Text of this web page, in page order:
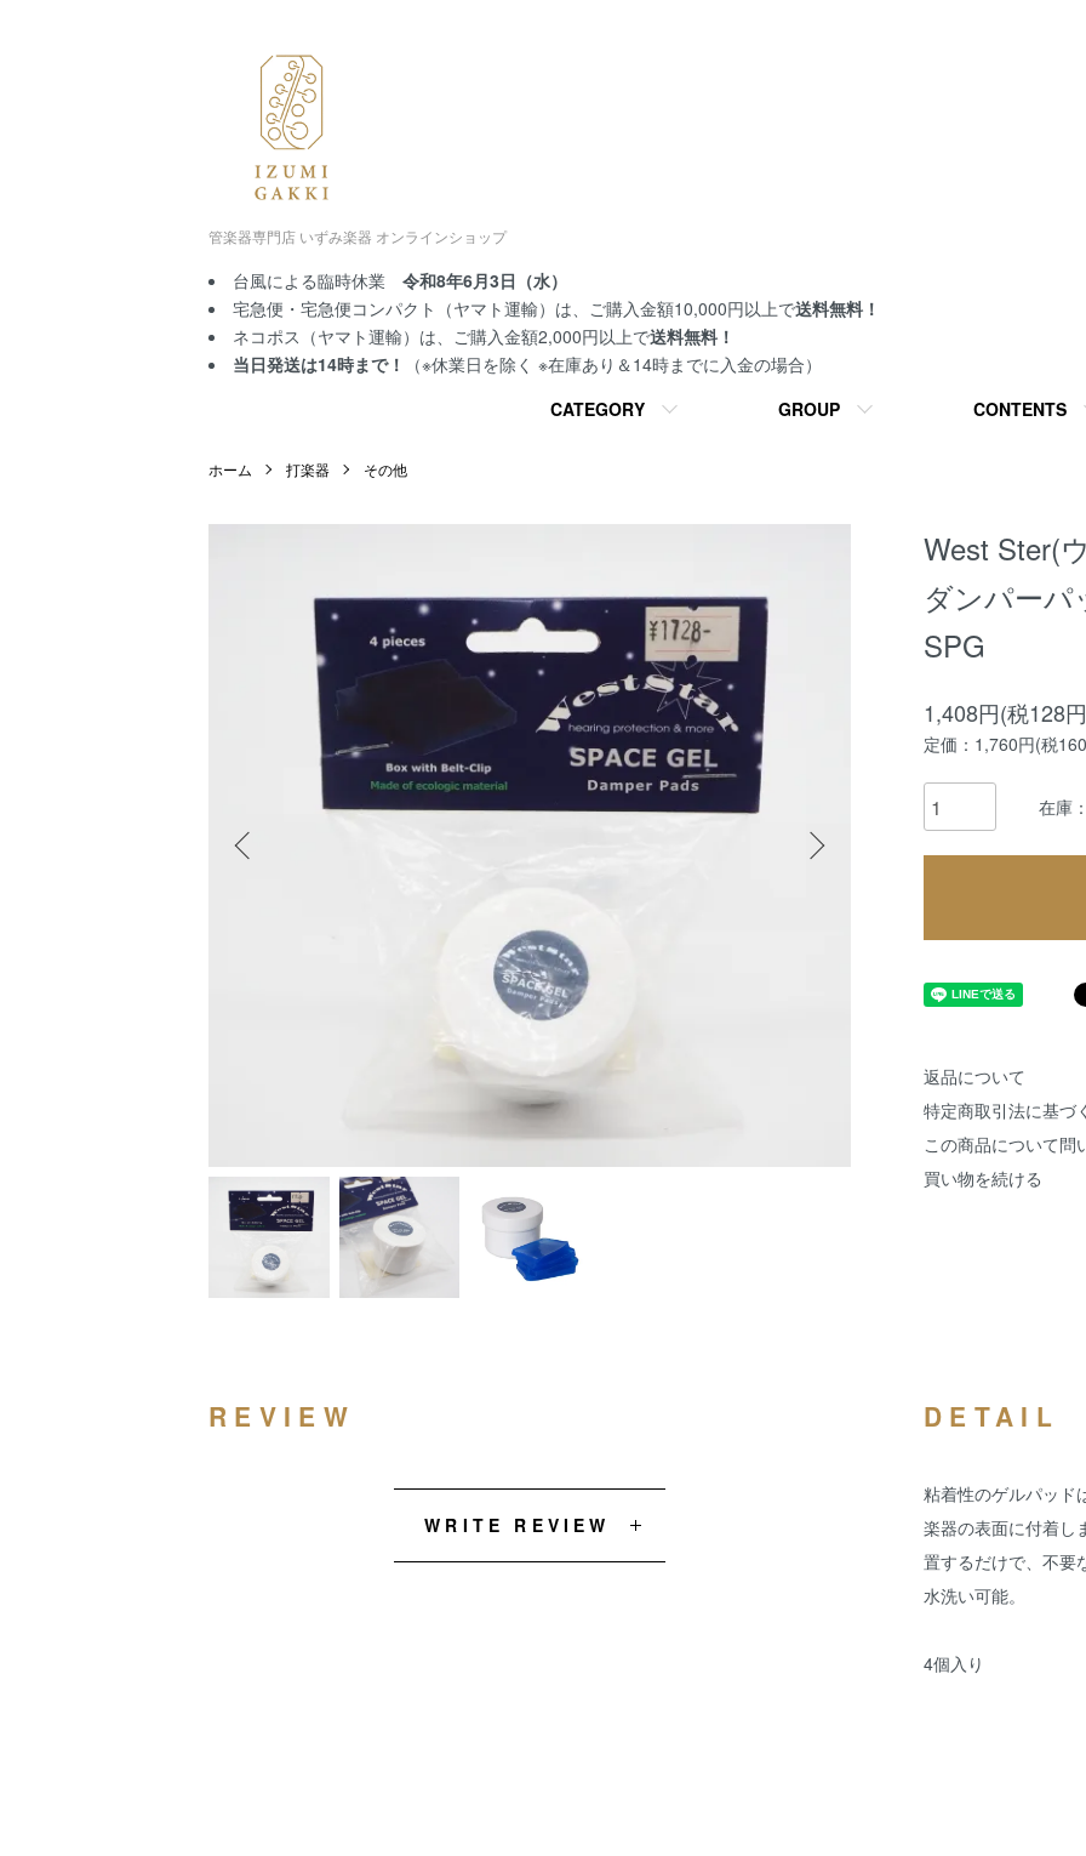
管楽器専門店 いずみ楽器 オンラインショップ
台風による臨時休業 令和8年6月3日（水）
宅急便・宅急便コンパクト（ヤマト運輸）は、ご購入金額10,000円以上で送料無料！
ネコポス（ヤマト運輸）は、ご購入金額2,000円以上で送料無料！
当日発送は14時まで！
（※休業日を除く ※在庫あり＆14時までに入金の場合）
CATEGORY GROUP CONTENTS
ホーム 打楽器 その他
West Ster(
ダンパー
SPG
1,408円(税128
定価：1,760円(税
在庫
返品について
特定商取引法に基づ
この商品について問
買い物を続ける
DETAIL
粘着性のゲルパッド
楽器の表面に付着し
置するだけで、不要
水洗い可能。
4個入り
REVIEW
WRITE REVIEW